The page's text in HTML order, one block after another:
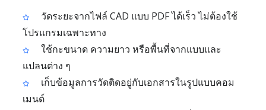
วัดระยะจากไฟล์ CAD แบบ PDF ได้เร็ว ไม่ต้องใช้
โปรแกรมเฉพาะทาง
ใช้กะขนาด ความยาว หรือพื้นที่จากแบบและ
แปลนต่าง ๆ
เก็บข้อมูลการวัดติดอยู่กับเอกสารในรูปแบบคอม
เมนต์